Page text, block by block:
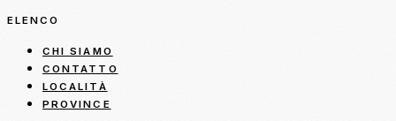
ELENCO
CHI SIAMO
CONTATTO
LOCALITÀ
PROVINCE